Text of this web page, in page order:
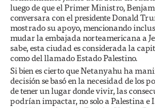
luego de que el Primer Ministro,
conversara con el presidente Donald
mostrado su apoyo, mencionando
mudar la embajada norteamericana a
sabe, esta ciudad es considerada la
como del llamado Estado Palestino.
Si bien es cierto que Netanyahu ha
decisión se basó en la necesidad de los
de tener un lugar donde vivir, las
podrían impactar, no solo a Palestina e